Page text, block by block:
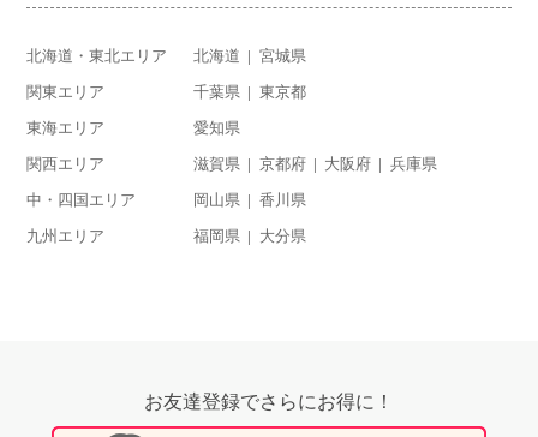
北海道・東北エリア 北海道 宮城県
関東エリア 千葉県 東京都
東海エリア 愛知県
関西エリア 滋賀県 京都府 大阪府 兵庫県
中・四国エリア 岡山県 香川県
九州エリア 福岡県 大分県
お友達登録でさらにお得に！